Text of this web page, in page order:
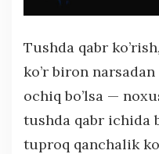
Tushda qabr
ko’r biron
ochiq bo’lsa —
tushda qabr ichida
tuproq qanchalik